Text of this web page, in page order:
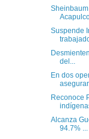
Suspende
del...
En dos
Reconoce
Alcanza
94.7% ...